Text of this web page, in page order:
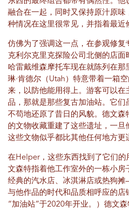
融合在一起，同时又保持原汁原味
种情况在这里很常见，并指着最近
仿佛为了强调这一点，在参观修复
克利尔克里克探险公司北侧的店
哈雷戴维森摩托车现在就陈列在
琳·肯德尔（Utah）特意带着一箱
来，以防他能用得上。游客可以在
品，那就是那些复古加油站。它们
不苟地还原了昔日的风貌。德文森
的文物收藏重建了这些遗址，一旦
这些文物似乎都比其他任何地方更
在Helper，这些东西找到了它们的
文森特指着他工作室外的一栋小房
经典的汽水店、冰淇淋店或热狗
与他作品的时代和品质相呼应的店
“加油站”于2020年开业。）德文